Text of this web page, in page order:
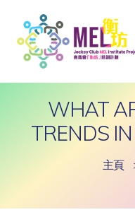
WHAT
TRENDS
主頁